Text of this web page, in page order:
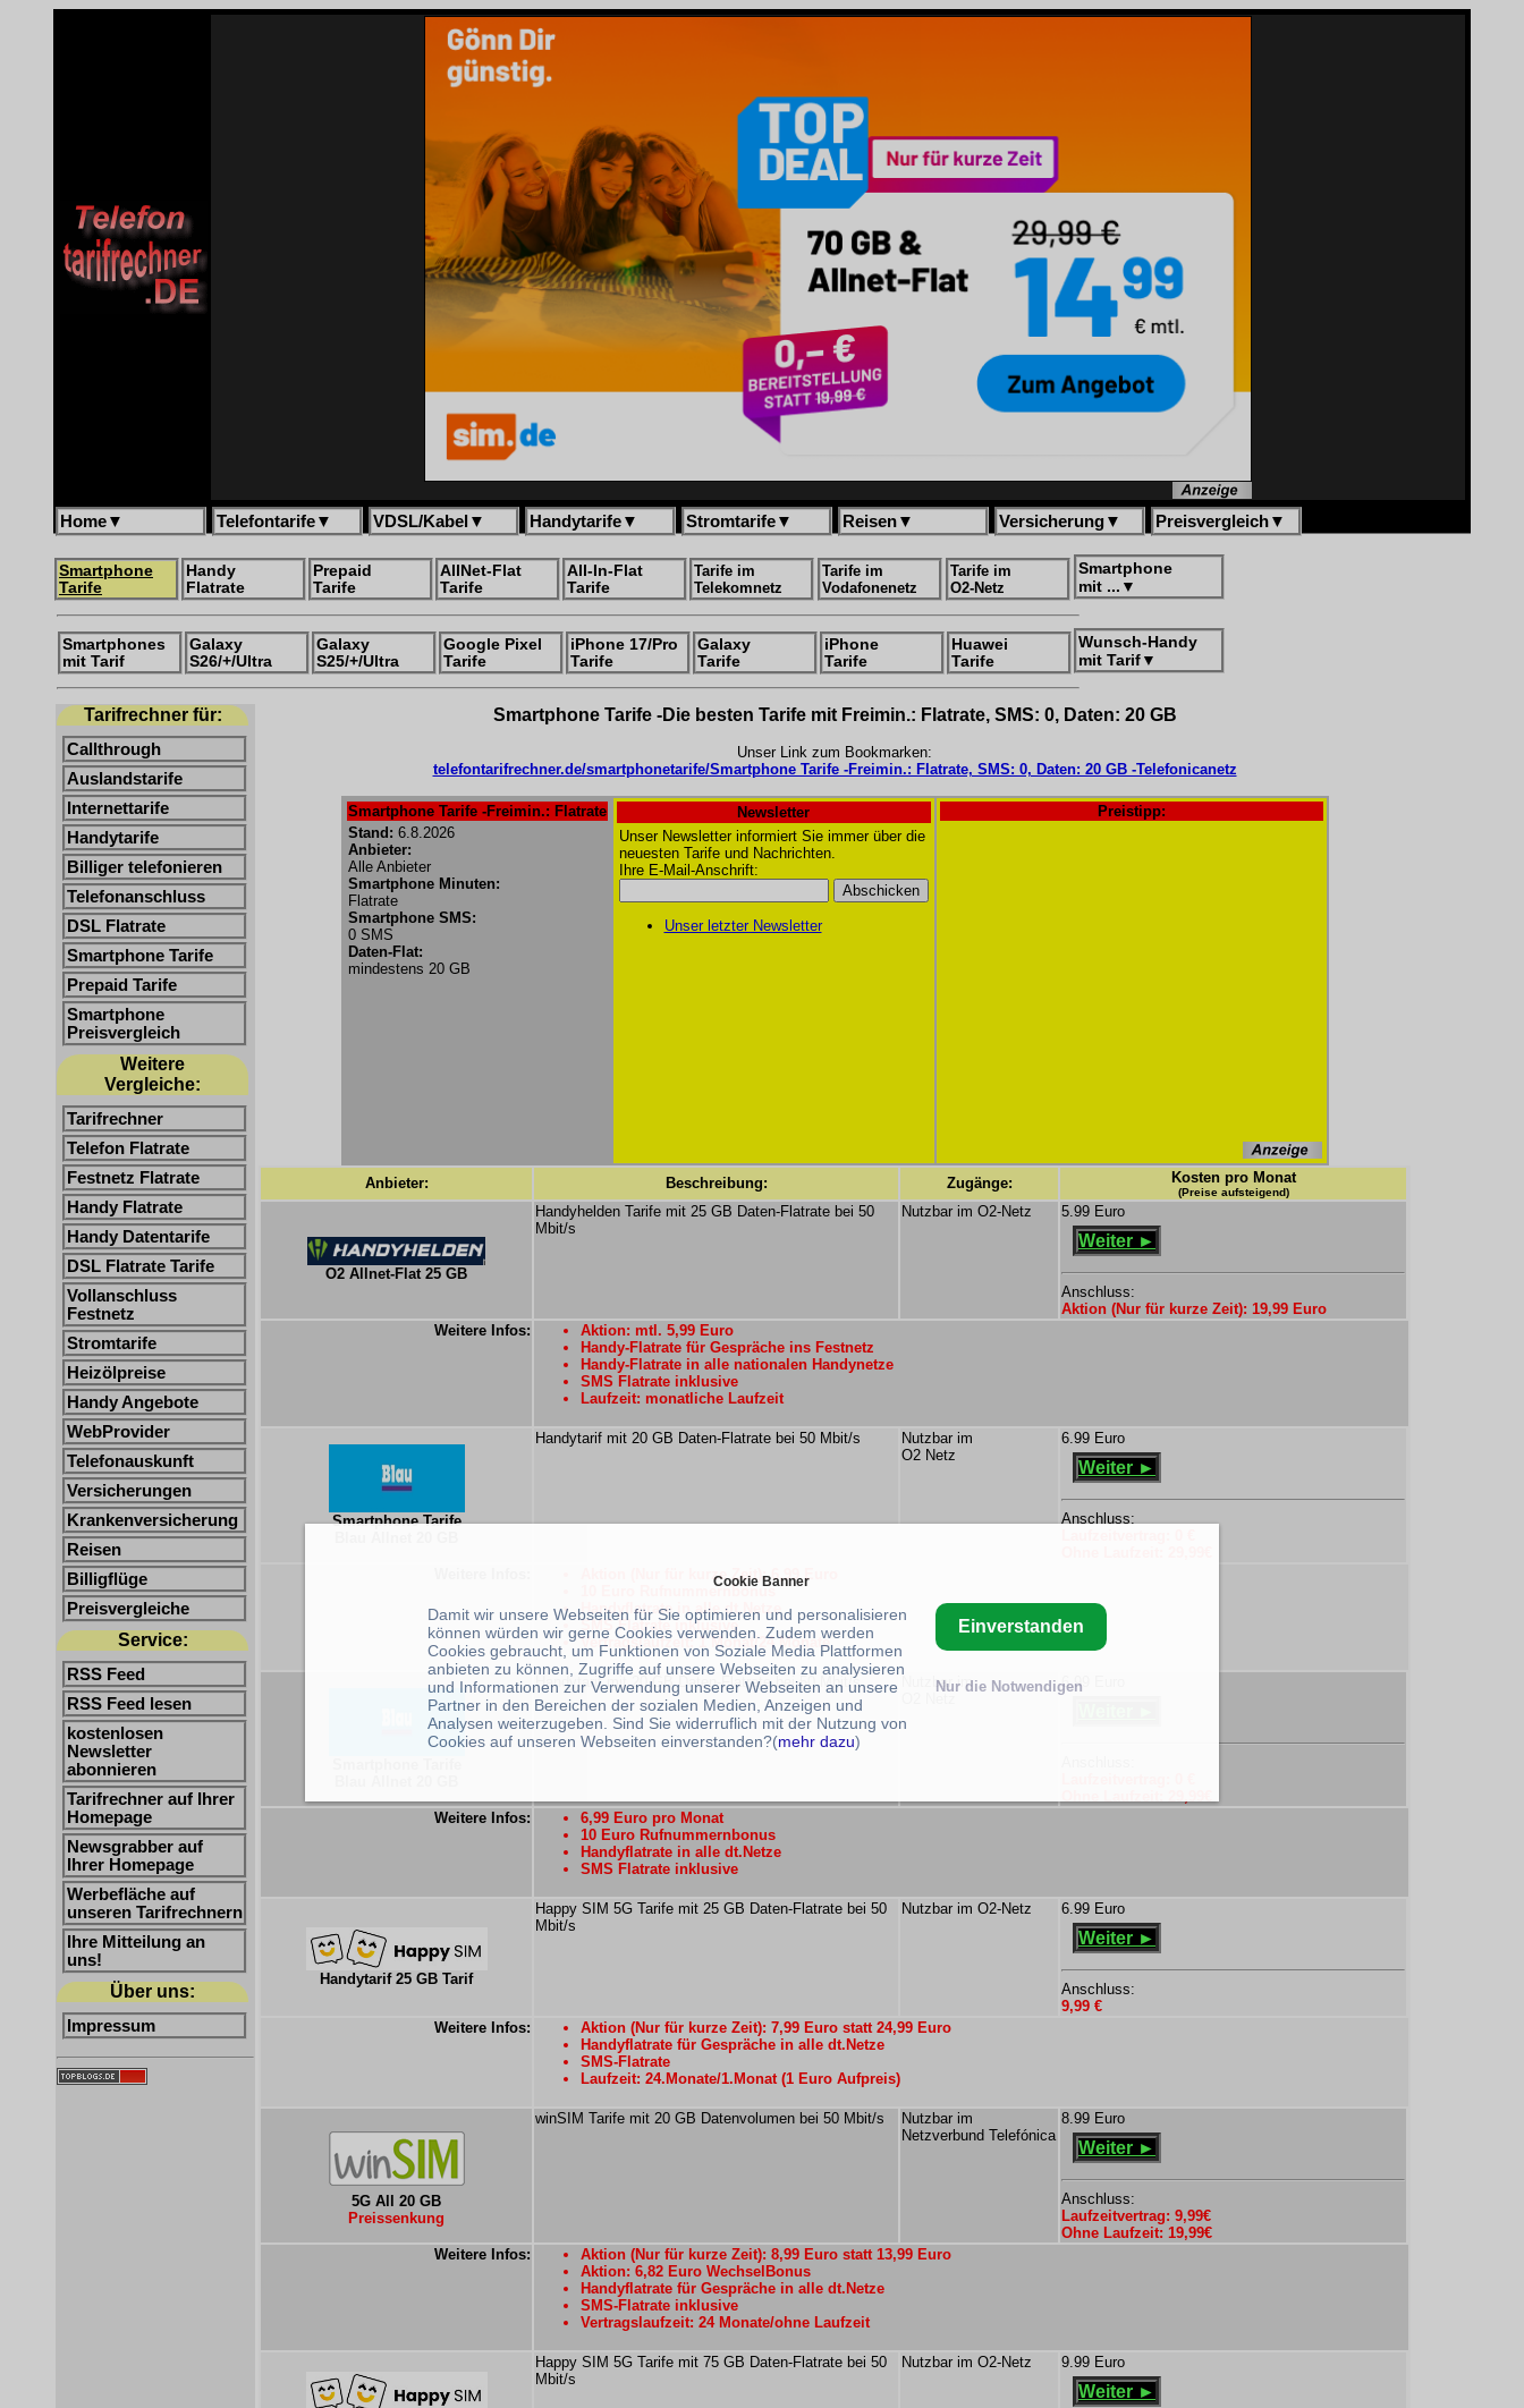
Home▼ Telefontarife▼ VDSL/Kabel ▼ Handytarife▼ Stromtarife▼ Reisen▼ Versicherung▼ Preisvergleich▼
Smartphone
Tarife
Handy
Flatrate
Prepaid
Tarife
AllNet-Flat
Tarife
All-In-Flat
Tarife
Tarife im
Telekomnetz
Tarife im
Vodafonenetz
Tarife im
O2-Netz
Smartphone
mit ... ▼
Smartphones
mit Tarif
Galaxy
S26/+/Ultra
Galaxy
S25/+/Ultra
Google Pixel
Tarife
iPhone 17/Pro
Tarife
Galaxy
Tarife
iPhone
Tarife
Huawei
Tarife
Wunsch-Handy
mit Tarif▼
Tarifrechner für:
Callthrough
Auslandstarife
Internettarife
Handytarife
Billiger telefonieren
Telefonanschluss
DSL Flatrate
Smartphone Tarife
Prepaid Tarife
Smartphone
Preisvergleich
Weitere
Vergleiche:
Tarifrechner
Telefon Flatrate
Festnetz Flatrate
Handy Flatrate
Handy Datentarife
DSL Flatrate Tarife
Vollanschluss
Festnetz
Stromtarife
Heizölpreise
Handy Angebote
WebProvider
Telefonauskunft
Versicherungen
Krankenversicherung
Reisen
Billigflüge
Preisvergleiche
Service:
RSS Feed
RSS Feed lesen
kostenlosen
Newsletter
abonnieren
Tarifrechner auf Ihrer
Homepage
Newsgrabber auf
Ihrer Homepage
Werbefläche auf
unseren Tarifrechnern
Ihre Mitteilung an
uns!
Über uns:
Impressum
Smartphone Tarife -Die besten Tarife mit Freimin.: Flatrate, SMS: 0, Daten: 20 GB
Unser Link zum Bookmarken:
telefontarifrechner.de/smartphonetarife/Smartphone Tarife -Freimin.: Flatrate, SMS: 0, Daten: 20 GB -Telefonicanetz
Smartphone Tarife -Freimin.: Flatrate
Stand: 6.8.2026
Anbieter:
Alle Anbieter
Smartphone Minuten:
Flatrate
Smartphone SMS:
0 SMS
Daten-Flat:
mindestens 20 GB
Newsletter
Unser Newsletter informiert Sie immer über die
neuesten Tarife und Nachrichten.
Ihre E-Mail-Anschrift:
Unser letzter Newsletter
Preistipp:
Anbieter: Beschreibung: Zugänge: Kosten pro Monat
(Preise aufsteigend)
O2 Allnet-Flat 25 GB
Handyhelden Tarife mit 25 GB Daten-Flatrate bei 50
Mbit/s
Nutzbar im O2-Netz 5.99 Euro
Weiter ►
Anschluss:
Aktion (Nur für kurze Zeit): 19,99 Euro
Weitere Infos:
Aktion: mtl. 5,99 Euro
Handy-Flatrate für Gespräche ins Festnetz
Handy-Flatrate in alle nationalen Handynetze
SMS Flatrate inklusive
Laufzeit: monatliche Laufzeit
Smartphone Tarife
Handytarif mit 20 GB Daten-Flatrate bei 50 Mbit/s
Nutzbar im
O2 Netz
6.99 Euro
Weiter ►
Anschluss:
Aktion (Nur für kurze Zeit): 6,99 Euro
10 Euro Rufnummernbonus
Handyflatrate in alle dt.Netze
SMS Flatrate inklusive
Vertragslaufzeit: 1 Monat/24 Monate
Handytarif mit 20 GB Daten-Flatrate bei 50 Mbit/s
Nutzbar im
6.99 Euro
Weitere Infos:
6,99 Euro pro Monat
10 Euro Rufnummernbonus
Handyflatrate in alle dt.Netze
SMS Flatrate inklusive
Handytarif 25 GB Tarif
Happy SIM 5G Tarife mit 25 GB Daten-Flatrate bei 50
Mbit/s
Nutzbar im O2-Netz 6.99 Euro
Weiter ►
Anschluss:
9,99 €
Weitere Infos:
Aktion (Nur für kurze Zeit): 7,99 Euro statt 24,99 Euro
Handyflatrate für Gespräche in alle dt.Netze
SMS-Flatrate
Laufzeit: 24.Monate/1.Monat (1 Euro Aufpreis)
5G All 20 GB
Preissenkung
winSIM Tarife mit 20 GB Datenvolumen bei 50 Mbit/s
Nutzbar im
Netzverbund Telefónica
8.99 Euro
Weiter ►
Anschluss:
Laufzeitvertrag: 9,99€
Ohne Laufzeit: 19,99€
Weitere Infos:
Aktion (Nur für kurze Zeit): 8,99 Euro statt 13,99 Euro
Aktion: 6,82 Euro WechselBonus
Handyflatrate für Gespräche in alle dt.Netze
SMS-Flatrate inklusive
Vertragslaufzeit: 24 Monate/ohne Laufzeit
Happy SIM 5G Tarife mit 75 GB Daten-Flatrate bei 50
Mbit/s
Nutzbar im O2-Netz 9.99 Euro
Weiter ►
Cookie Banner
Damit wir unsere Webseiten für Sie optimieren und personalisieren
können würden wir gerne Cookies verwenden. Zudem werden
Cookies gebraucht, um Funktionen von Soziale Media Plattformen
anbieten zu können, Zugriffe auf unsere Webseiten zu analysieren
und Informationen zur Verwendung unserer Webseiten an unsere
Partner in den Bereichen der sozialen Medien, Anzeigen und
Analysen weiterzugeben. Sind Sie widerruflich mit der Nutzung von
Cookies auf unseren Webseiten einverstanden?(mehr dazu)
Einverstanden
Nur die Notwendigen